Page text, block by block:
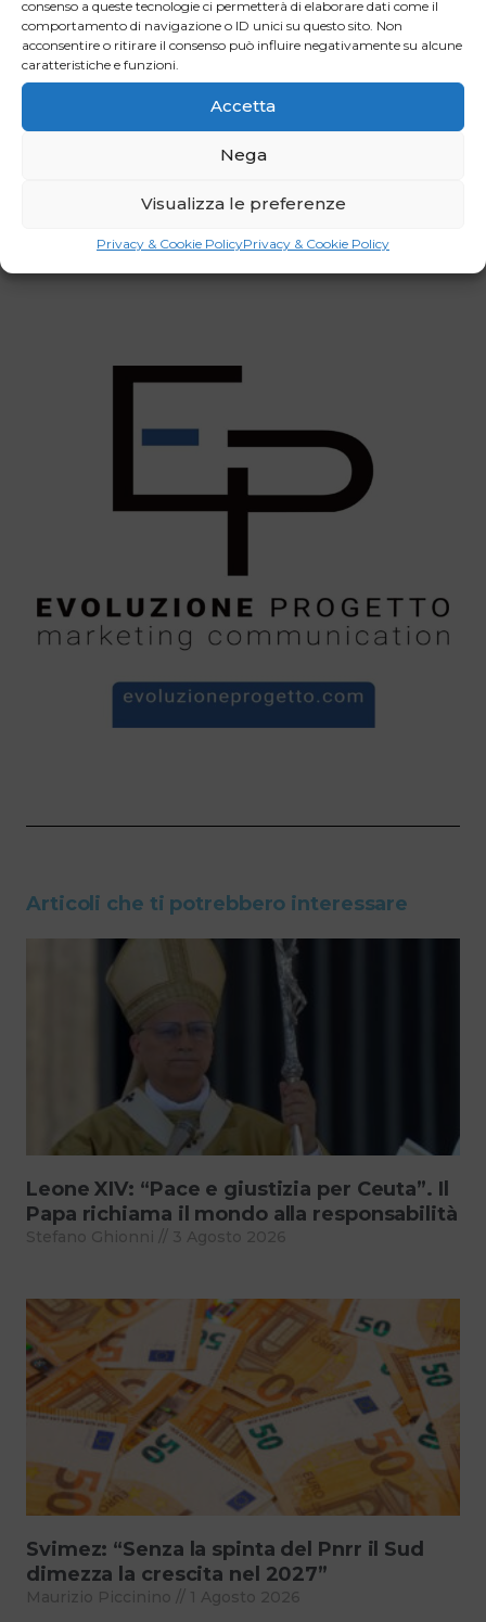
consenso a queste tecnologie ci permetterà di elaborare dati come il
comportamento di navigazione o ID unici su questo sito. Non
acconsentire o ritirare il consenso può influire negativamente su alcune
caratteristiche e funzioni.
Accetta
Nega
Visualizza le preferenze
Privacy & Cookie PolicyPrivacy & Cookie Policy
e sostenibile”.
LinkedIn
Articoli che ti potrebbero interessare
Leone XIV: “Pace e giustizia per Ceuta”. Il
Papa richiama il mondo alla responsabilità
Stefano Ghionni 3 Agosto 2026
Svimez: “Senza la spinta del Pnrr il Sud
dimezza la crescita nel 2027”
Maurizio Piccinino 1 Agosto 2026